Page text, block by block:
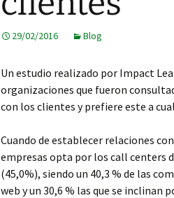
29/02/2016 Blog
Un estudio realizado por Impact
organizaciones que fueron
con los clientes y prefiere este a
Cuando de establecer relaciones
empresas opta por los call centers
(45,0%), siendo un 40,3 % de las
web y un 30,6 % las que se inclinan